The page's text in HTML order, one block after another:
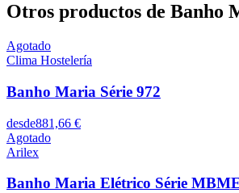
Otros productos de Banho
Agotado
Clima Hostelería
Banho Maria Série 972
desde881,66 €
Agotado
Arilex
Banho Maria Elétrico Série